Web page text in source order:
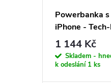
Powerbanka
iPhone -
LifeMag
1 144 Kč
Skladem -
k odeslání 1 ks